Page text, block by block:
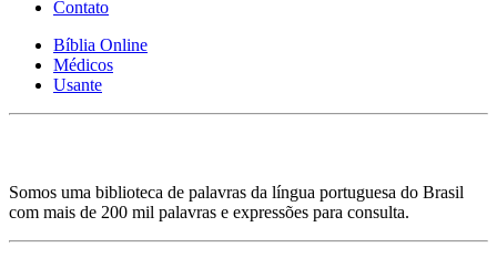
Contato
Bíblia Online
Médicos
Usante
Somos uma biblioteca de palavras da língua portuguesa do Brasil
com mais de 200 mil palavras e expressões para consulta.